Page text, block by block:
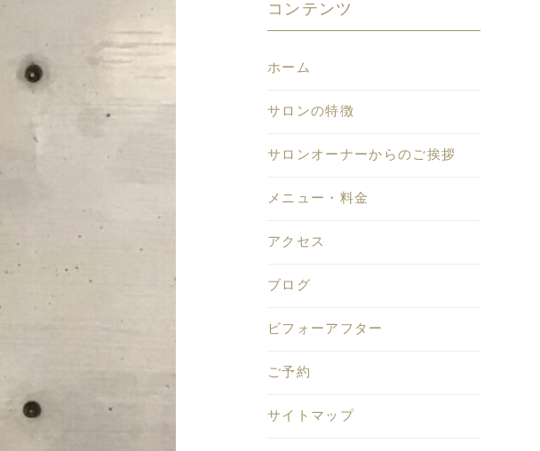
コンテンツ
ホーム
サロンの特徴
サロンオーナーからのご挨拶
メニュー・料金
アクセス
ブログ
ビフォーアフター
ご予約
サイトマップ